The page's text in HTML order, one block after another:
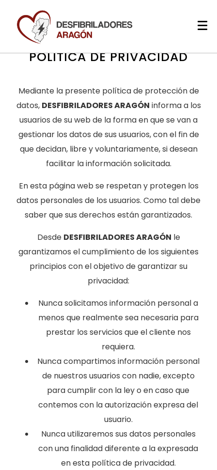
POLÍTICA DE PRIVACIDAD
Mediante la presente política de protección de
datos, DESFIBRILADORES ARAGÓN informa a los
usuarios de su web de la forma en que se van a
gestionar los datos de sus usuarios, con el fin de
que decidan, libre y voluntariamente, si desean
facilitar la información solicitada.
En esta página web se respetan y protegen los
datos personales de los usuarios. Como tal debe
saber que sus derechos están garantizados.
Desde DESFIBRILADORES ARAGÓN le
garantizamos el cumplimiento de los siguientes
principios con el objetivo de garantizar su
privacidad:
Nunca solicitamos información personal a
menos que realmente sea necesaria para
prestar los servicios que el cliente nos
requiera.
Nunca compartimos información personal
de nuestros usuarios con nadie, excepto
para cumplir con la ley o en caso que
contemos con la autorización expresa del
usuario.
Nunca utilizaremos sus datos personales
con una finalidad diferente a la expresada
en esta política de privacidad.